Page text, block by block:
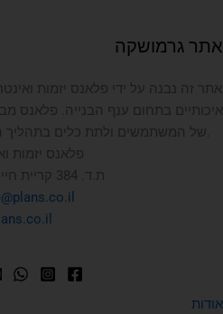
אתר גרמושקה
אתר זה נבנה על ידי פלאנס יזמות
איכותיים בתחום ענף הבנייה. פלאנס
פלאנס יזמות
ת.ד. 384 קריית חיים 2610104
אודות